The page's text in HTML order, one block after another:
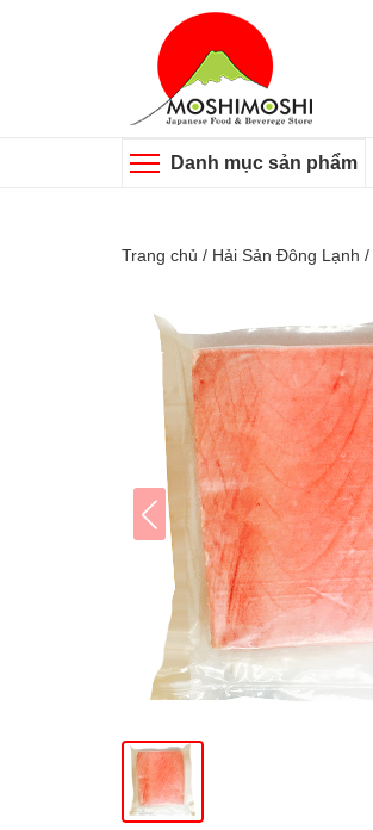
Danh mục sản phẩm
Trang chủ / Hải Sản Đông Lạnh /